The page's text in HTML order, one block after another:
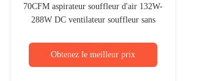
70CFM aspirateur souffleur d'air 132W-
288W DC ventilateur souffleur sans
Obtenez le meilleur prix